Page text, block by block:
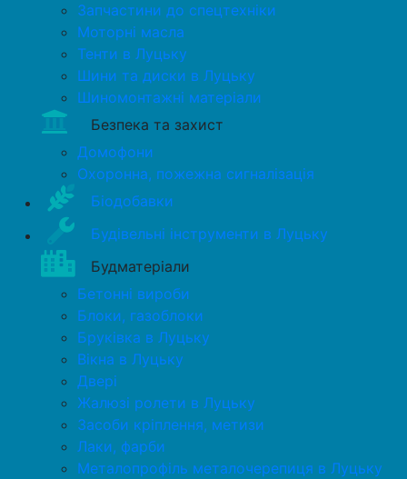
Запчастини до спецтехніки
Моторні масла
Тенти в Луцьку
Шини та диски в Луцьку
Шиномонтажні матеріали
Безпека та захист
Домофони
Охоронна, пожежна сигналізація
Біодобавки
Будівельні інструменти в Луцьку
Будматеріали
Бетонні вироби
Блоки, газоблоки
Бруківка в Луцьку
Вікна в Луцьку
Двері
Жалюзі ролети в Луцьку
Засоби кріплення, метизи
Лаки, фарби
Металопрофіль металочерепиця в Луцьку